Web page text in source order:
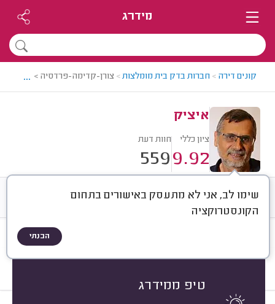
מידרג
קונים דירה > חברות בדק בית מומלצות> צורן-קדימה-פרדסיה > חברת
...
איציק
ציון כללי
9.92
חוות דעת
559
שימו לב, אני לא מתעסק באישורים בתחום
הקונסטרוקציה
הבנתי
טיפ ממידרג
חוות דעת ממוצע רישוי ותעודות